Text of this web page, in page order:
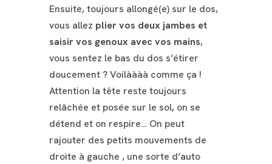
Ensuite, toujours allongé(e) sur le dos,
vous allez plier vos deux jambes et
saisir vos genoux avec vos mains,
vous sentez le bas du dos s’étirer
doucement ? Voilàààà comme ça !
Attention la tête reste toujours
relâchée et posée sur le sol, on se
détend et on respire… On peut
rajouter des petits mouvements de
droite à gauche , une sorte d’auto